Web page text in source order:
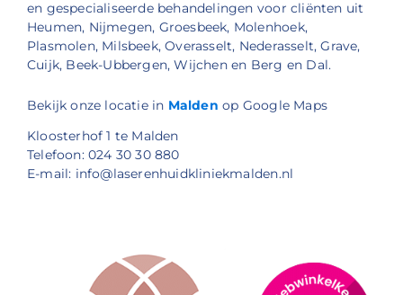
en gespecialiseerde behandelingen voor cliënten uit
Heumen, Nijmegen, Groesbeek, Molenhoek,
Plasmolen, Milsbeek, Overasselt, Nederasselt, Grave,
Cuijk, Beek-Ubbergen, Wijchen en Berg en Dal.
Bekijk onze locatie in Malden op Google Maps
Kloosterhof 1 te Malden
Telefoon: 024 30 30 880
E-mail: info@laserenhuidkliniekmalden.nl